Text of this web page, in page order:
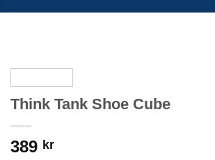
Think Tank Shoe Cube
389 kr